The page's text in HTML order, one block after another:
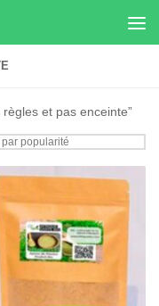
et pas enceinte”